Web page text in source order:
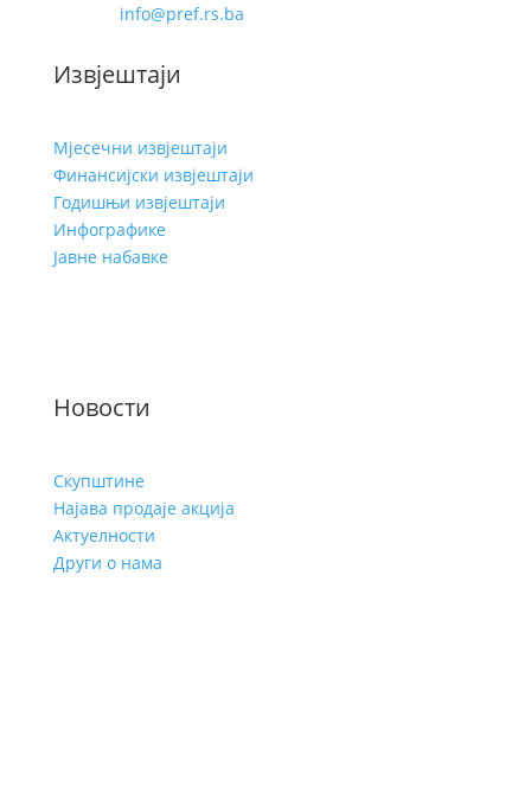
info@pref.rs.ba
Извјештаји
Мјесечни извјештаји
Финансијски извјештаји
Годишњи извјештаји
Инфографике
Јавне набавке
Новости
Скупштине
Најава продаје акција
Актуелности
Други о нама